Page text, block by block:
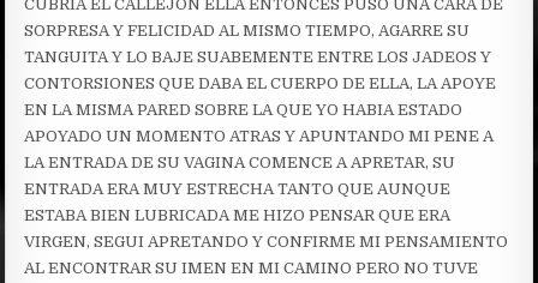
CUBRIA EL CALLEJON ELLA ENTONCES PUSO UNA CARA DE
SORPRESA Y FELICIDAD AL MISMO TIEMPO, AGARRE SU
TANGUITA Y LO BAJE SUABEMENTE ENTRE LOS JADEOS Y
CONTORSIONES QUE DABA EL CUERPO DE ELLA, LA APOYE
EN LA MISMA PARED SOBRE LA QUE YO HABIA ESTADO
APOYADO UN MOMENTO ATRAS Y APUNTANDO MI PENE A
LA ENTRADA DE SU VAGINA COMENCE A APRETAR, SU
ENTRADA ERA MUY ESTRECHA TANTO QUE AUNQUE
ESTABA BIEN LUBRICADA ME HIZO PENSAR QUE ERA
VIRGEN, SEGUI APRETANDO Y CONFIRME MI PENSAMIENTO
AL ENCONTRAR SU IMEN EN MI CAMINO PERO NO TUVE